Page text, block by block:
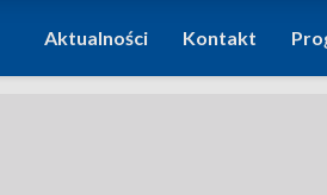
Aktualności Kontakt